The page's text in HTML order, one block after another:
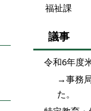
福祉課
議事
令和6年度
→事務
た。